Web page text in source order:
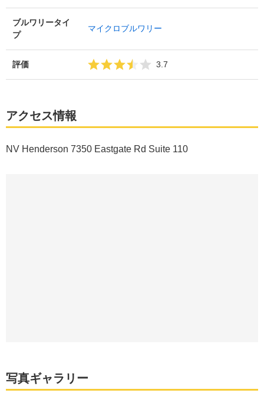
ブルワリータイ
プ
マイクロブルワリー
評価 3.7
アクセス情報
NV Henderson 7350 Eastgate Rd Suite 110
写真ギャラリー